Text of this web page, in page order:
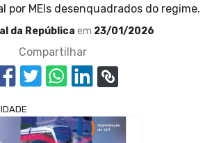
por MEIs desenquadrados do regime.
da República em 23/01/2026
Compartilhar